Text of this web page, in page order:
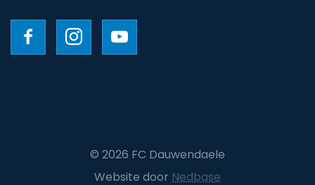
© 2026 FC Dauwendaele
Website door Nedbase